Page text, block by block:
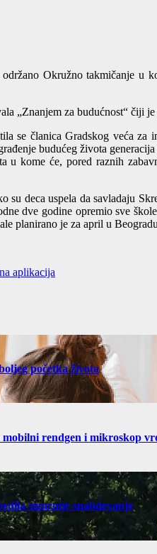
Okružno takmičanje u
„Znanjem za budućnost“ čiji
se članica Gradskog veća
budućeg života
kome će, pored raznih
deca uspela da savladaju
dve godine opremio sve
planirano je za april u
aplikacija
početka života
rendgen i mikroskop
sigurnije snabdevanje